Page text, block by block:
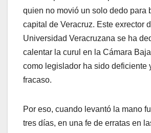
quien no movió un solo dedo para
capital de Veracruz. Este exrector
Universidad Veracruzana se ha
calentar la curul en la Cámara
como legislador ha sido deficiente
fracaso.
Por eso, cuando levantó la mano
tres días, en una fe de erratas en